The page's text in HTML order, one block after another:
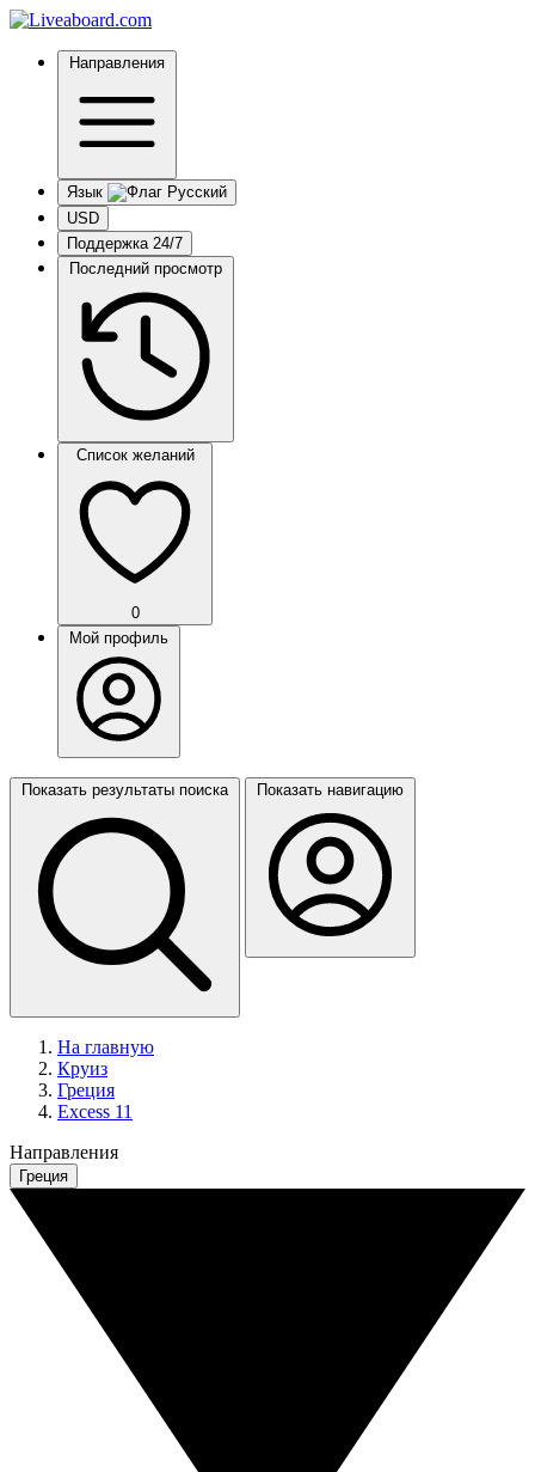
Направления
Язык
USD
Поддержка 24/7
Последний просмотр
Список желаний
0
Мой профиль
Показать результаты поиска Показать навигацию
На главную
Круиз
Греция
Excess 11
Направления
Греция